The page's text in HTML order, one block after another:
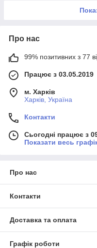
Про нас
99% позитивних з 77
Працює з 03.05.2019
м. Харків
Харків, Україна
Контакти
Сьогодні працює з
Показати весь
Про нас
Контакти
Доставка та оплата
Графік роботи